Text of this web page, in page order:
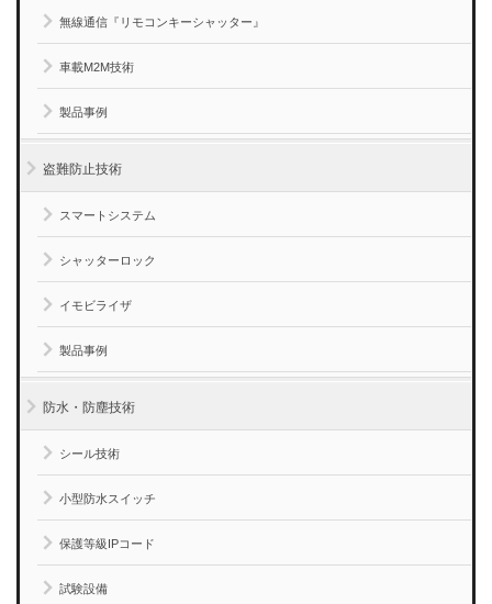
無線通信『リモコンキーシャッター』
車載M2M技術
製品事例
盗難防止技術
スマートシステム
シャッターロック
イモビライザ
製品事例
防水・防塵技術
シール技術
小型防水スイッチ
保護等級IPコード
試験設備